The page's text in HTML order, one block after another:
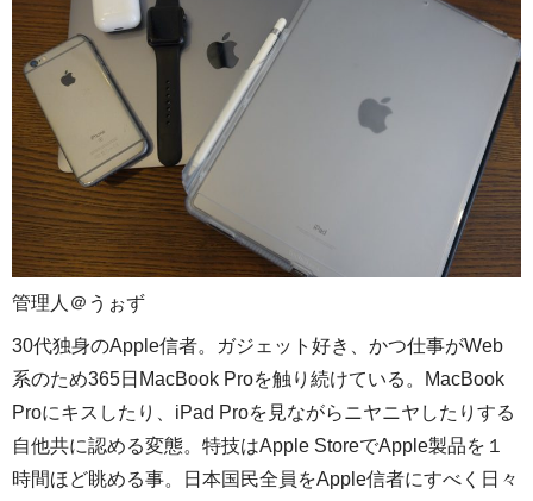
管理人＠うぉず
30代独身のApple信者。ガジェット好き、かつ仕事がWeb
系のため365日MacBook Proを触り続けている。MacBook
Proにキスしたり、iPad Proを見ながらニヤニヤしたりする
自他共に認める変態。特技はApple StoreでApple製品を１
時間ほど眺める事。日本国民全員をApple信者にすべく日々